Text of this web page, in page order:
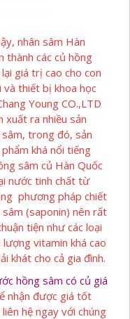
nhân sâm Hàn
thành các củ hồng
giá trị cao cho con
và thiết bị khoa học
Young CO.,LTD
xuất ra nhiều sản
trong đó, sản
khá nổi tiếng
sâm củ Hàn Quốc
nước tinh chất từ
phương pháp chiết
(saponin) nên rất
tiện như các loại
vitamin khá cao
khát cho cả gia đình.
hồng sâm có củ giá
nhận được giá tốt
hệ ngay với chúng